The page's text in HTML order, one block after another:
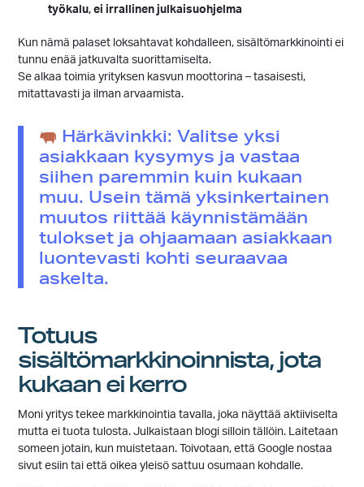
työkalu, ei irrallinen julkaisuohjelma
Kun nämä palaset loksahtavat kohdalleen, sisältömarkkinointi ei
tunnu enää jatkuvalta suorittamiselta.
Se alkaa toimia yrityksen kasvun moottorina – tasaisesti,
mitattavasti ja ilman arvaamista.
Härkävinkki: Valitse yksi
asiakkaan kysymys ja vastaa
siihen paremmin kuin kukaan
muu. Usein tämä yksinkertainen
muutos riittää käynnistämään
tulokset ja ohjaamaan asiakkaan
luontevasti kohti seuraavaa
askelta.
Totuus
sisältömarkkinoinnista, jota
kukaan ei kerro
Moni yritys tekee markkinointia tavalla, joka näyttää aktiiviselta
mutta ei tuota tulosta. Julkaistaan blogi silloin tällöin. Laitetaan
someen jotain, kun muistetaan. Toivotaan, että Google nostaa
sivut esiin tai että oikea yleisö sattuu osumaan kohdalle.